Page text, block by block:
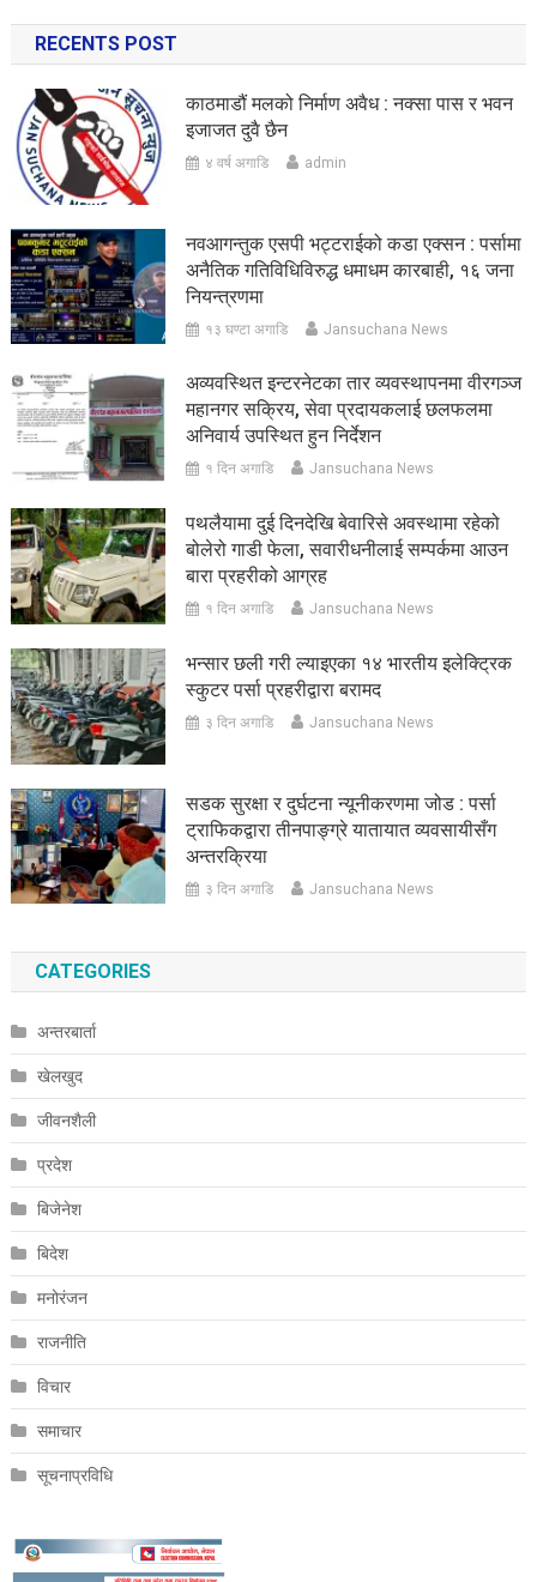
RECENTS POST
काठमाडौं मलको निर्माण अवैध : नक्सा पास र भवन
इजाजत दुवै छैन
४ वर्ष अगाडि admin
नवआगन्तुक एसपी भट्टराईको कडा एक्सन : पर्सामा
अनैतिक गतिविधिविरुद्ध धमाधम कारबाही, १६ जना
नियन्त्रणमा
१३ घण्टा अगाडि Jansuchana News
अव्यवस्थित इन्टरनेटका तार व्यवस्थापनमा वीरगञ्ज
महानगर सक्रिय, सेवा प्रदायकलाई छलफलमा
अनिवार्य उपस्थित हुन निर्देशन
१ दिन अगाडि Jansuchana News
पथलैयामा दुई दिनदेखि बेवारिसे अवस्थामा रहेको
बोलेरो गाडी फेला, सवारीधनीलाई सम्पर्कमा आउन
बारा प्रहरीको आग्रह
१ दिन अगाडि Jansuchana News
भन्सार छली गरी ल्याइएका १४ भारतीय इलेक्ट्रिक
स्कुटर पर्सा प्रहरीद्वारा बरामद
३ दिन अगाडि Jansuchana News
सडक सुरक्षा र दुर्घटना न्यूनीकरणमा जोड : पर्सा
ट्राफिकद्वारा तीनपाङ्ग्रे यातायात व्यवसायीसँग
अन्तरक्रिया
३ दिन अगाडि Jansuchana News
CATEGORIES
अन्तरबार्ता
खेलखुद
जीवनशैली
प्रदेश
बिजेनेश
बिदेश
मनोरंजन
राजनीति
विचार
समाचार
सूचनाप्रविधि